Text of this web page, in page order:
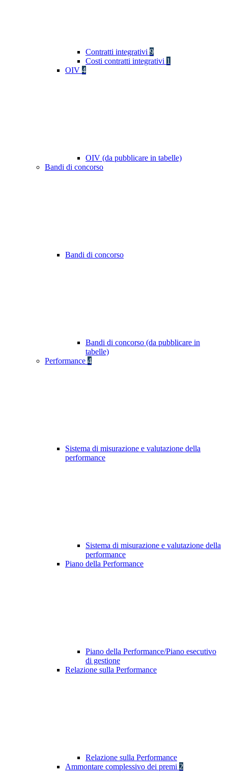
Contratti integrativi 9
Costi contratti integrativi 1
OIV 4
OIV (da pubblicare in tabelle)
Bandi di concorso
Bandi di concorso
Bandi di concorso (da pubblicare in
tabelle)
Performance 4
Sistema di misurazione e valutazione della
performance
Sistema di misurazione e valutazione della
performance
Piano della Performance
Piano della Performance/Piano esecutivo
di gestione
Relazione sulla Performance
Relazione sulla Performance
Ammontare complessivo dei premi 2